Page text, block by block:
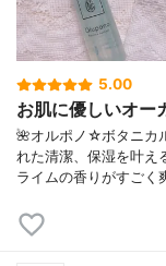
5.00
お肌に優しいオー
🌺オルポノ☆ボタニカ
れた清潔、保湿を叶え
ライムの香りがすごく